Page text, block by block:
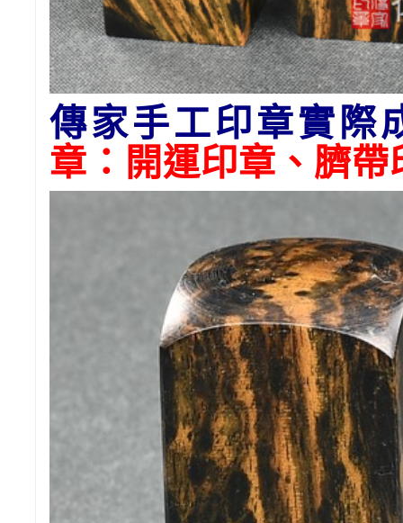
傳家手工印章實際
章：開運印章、臍帶